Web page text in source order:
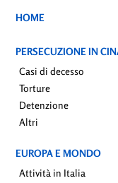
HOME
PERSECUZIONE IN
Casi di decesso
Torture
Detenzione
Altri
EUROPA E MONDO
Attività in Italia